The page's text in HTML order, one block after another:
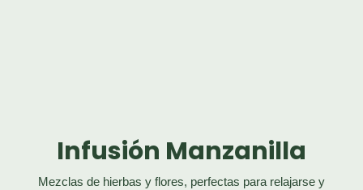
Infusión Manzanilla
Mezclas de hierbas y flores, perfectas para relajarse y